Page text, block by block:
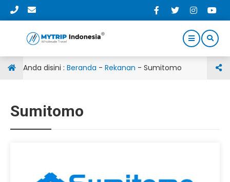
Anda disini : Beranda - Rekanan - Sumitomo
Sumitomo